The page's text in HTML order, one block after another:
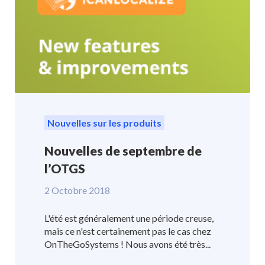
Nouvelles sur les produits
Nouvelles de septembre de
l’OTGS
2 Octobre 2018
L'été est généralement une période creuse,
mais ce n'est certainement pas le cas chez
OnTheGoSystems ! Nous avons été très...